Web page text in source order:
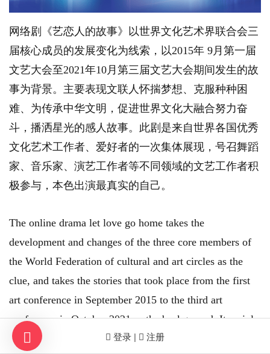
网络剧《艺恋人的故事》以世界文化艺术界联合会三
届核心成员的发展变化为线索，以2015年 9月第一届
文艺大会至2021年10月第三届文艺大会期间发生的故
事为背景。主要表现文联人怀揣梦想、克服种种困
难、为传承中华文明，促进世界文化大融合努力奋
斗，播洒星光的感人故事。此剧是来自世界各国优秀
文化艺术工作者、爱好者的一次集体展现，号召舞蹈
家、音乐家、演艺工作者等不同领域的文艺工作者积
极参与，本色出演最真实的自己。
The online drama let love go home takes the
development and changes of the three core members of
the World Federation of cultural and art circles as the
clue, and takes the stories that took place from the first
art conference in September 2015 to the third art
conference in October 2021 as the background. It mainly
shows the touching stories of the people of the
登录 | 注册